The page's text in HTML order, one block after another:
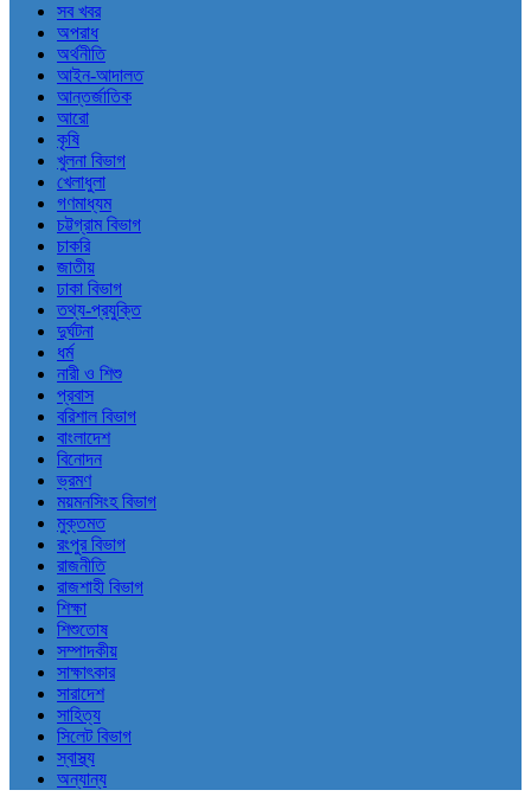
সব খবর
অপরাধ
অর্থনীতি
আইন-আদালত
আন্তর্জাতিক
আরো
কৃষি
খুলনা বিভাগ
খেলাধুলা
গণমাধ্যম
চট্টগ্রাম বিভাগ
চাকরি
জাতীয়
ঢাকা বিভাগ
তথ্য-প্রযুক্তি
দুর্ঘটনা
ধর্ম
নারী ও শিশু
প্রবাস
বরিশাল বিভাগ
বাংলাদেশ
বিনোদন
ভ্রমণ
ময়মনসিংহ বিভাগ
মুক্তমত
রংপুর বিভাগ
রাজনীতি
রাজশাহী বিভাগ
শিক্ষা
শিশুতোষ
সম্পাদকীয়
সাক্ষাৎকার
সারাদেশ
সাহিত্য
সিলেট বিভাগ
স্বাস্থ্য
অন্যান্য